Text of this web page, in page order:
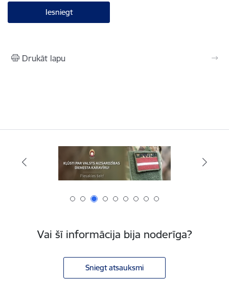
Drukāt lapu
Vai šī informācija bija noderīga?
Sniegt atsauksmi